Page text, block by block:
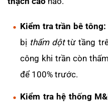
Kiểm tra trần bê tông:
bị thấm dộttừ tầng
công khi trần còn
để 100% trước.
Kiểm tra hệ thống